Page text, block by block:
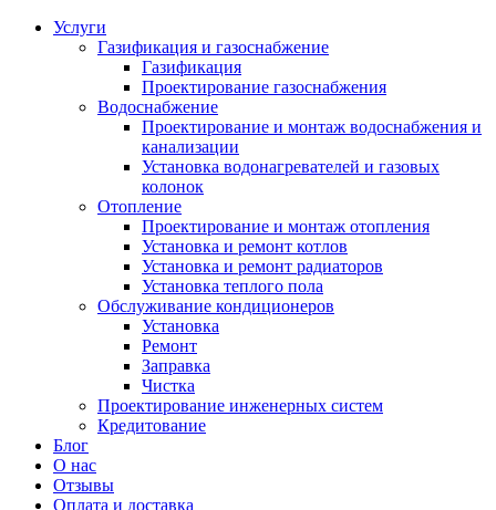
Услуги
Газификация и газоснабжение
Газификация
Проектирование газоснабжения
Водоснабжение
Проектирование и монтаж водоснабжения и
канализации
Установка водонагревателей и газовых
колонок
Отопление
Проектирование и монтаж отопления
Установка и ремонт котлов
Установка и ремонт радиаторов
Установка теплого пола
Обслуживание кондиционеров
Установка
Ремонт
Заправка
Чистка
Проектирование инженерных систем
Кредитование
Блог
О нас
Отзывы
Оплата и доставка